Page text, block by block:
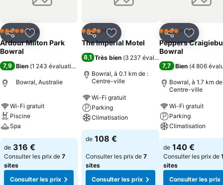
PartagerAjouter à mes favoris
5 Étoiles Hôtel
Ardour Milton Park
Bowral
7,9 Bien (1 243 évaluations
Bowral, Australie
Wi-Fi gratuit
Piscine
Spa
de 316 €
Consulter les prix de 7
sites
Consulter les prix
PartagerAjouter à mes favoris
4 ÉtoilesHôtel
The Imperial Motel
8,1 Très bien (3 237 évaluations
Bowral, à 0.1 km de :
Centre-ville
Wi-Fi gratuit
Parking
Climatisation
de 108 €
Consulter les prix de 7
sites
Consulter les prix
PartagerAjouter
4 ÉtoilesHôtel
Peppers
Bowral
7,7 Bien (4 806
Bowral, à 1.7 km
Centre-ville
Wi-Fi gratuit
Parking
Climatisation
de 140 €
Consulter les prix de
sites
Consulter les prix